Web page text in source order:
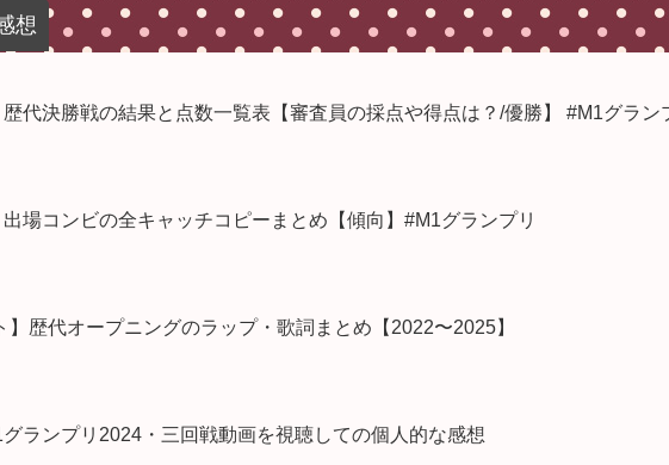
の点数& 人的な感想 人的な感想 部さんが凄い
数【「つ動画を視聴しての個人的 動画を視聴しての個人的動画を視聴しての
ンプリ2022・一回戦(前 ント2022 決勝戦を視聴
順位・結果】
想
歴代決勝戦の結果と点数一覧表【審査員の採点や得点は？/優勝】 #M1グラン
出場コンビの全キャッチコピーまとめ【傾向】#M1グランプリ
】歴代オープニングのラップ・歌詞まとめ【2022〜2025】
グランプリ2024・三回戦動画を視聴しての個人的な感想